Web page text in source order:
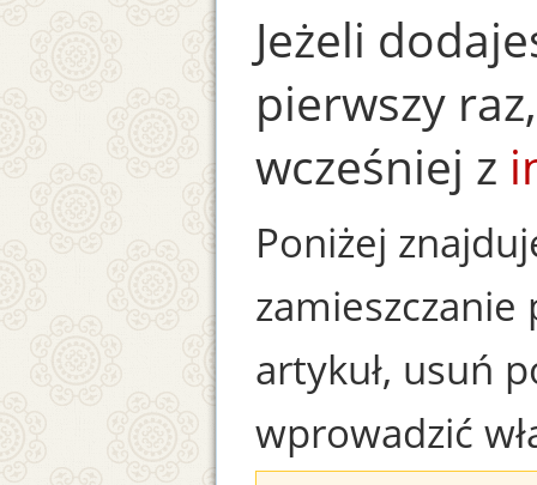
Jeżeli
pierwszy
wcześniej z
Poniżej
zamieszczanie
artykuł, usuń
wprowadzić